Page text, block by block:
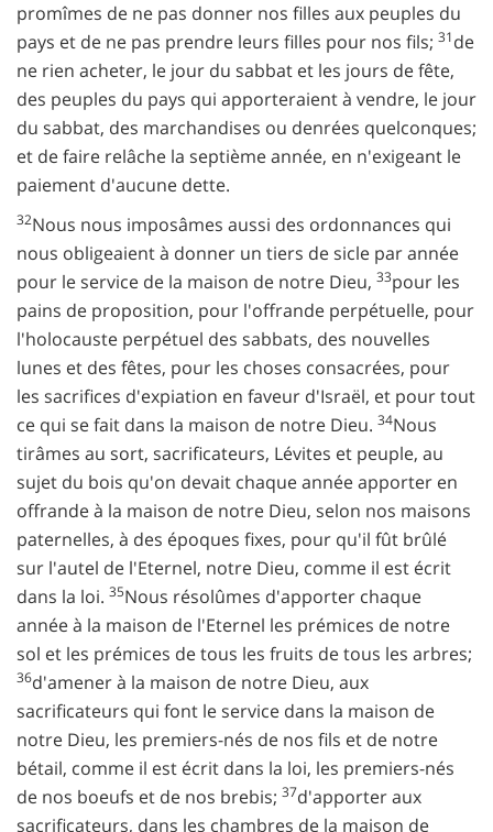
promîmes de ne pas donner nos filles aux peuples du
pays et de ne pas prendre leurs filles pour nos fils; 31de
ne rien acheter, le jour du sabbat et les jours de fête,
des peuples du pays qui apporteraient à vendre, le jour
du sabbat, des marchandises ou denrées quelconques;
et de faire relâche la septième année, en n'exigeant le
paiement d'aucune dette.
32Nous nous imposâmes aussi des ordonnances qui
nous obligeaient à donner un tiers de sicle par année
pour le service de la maison de notre Dieu, 33pour les
pains de proposition, pour l'offrande perpétuelle, pour
l'holocauste perpétuel des sabbats, des nouvelles
lunes et des fêtes, pour les choses consacrées, pour
les sacrifices d'expiation en faveur d'Israël, et pour tout
ce qui se fait dans la maison de notre Dieu. 34Nous
tirâmes au sort, sacrificateurs, Lévites et peuple, au
sujet du bois qu'on devait chaque année apporter en
offrande à la maison de notre Dieu, selon nos maisons
paternelles, à des époques fixes, pour qu'il fût brûlé
sur l'autel de l'Eternel, notre Dieu, comme il est écrit
dans la loi. 35Nous résolûmes d'apporter chaque
année à la maison de l'Eternel les prémices de notre
sol et les prémices de tous les fruits de tous les arbres;
36d'amener à la maison de notre Dieu, aux
sacrificateurs qui font le service dans la maison de
notre Dieu, les premiers-nés de nos fils et de notre
bétail, comme il est écrit dans la loi, les premiers-nés
de nos boeufs et de nos brebis; 37d'apporter aux
sacrificateurs, dans les chambres de la maison de